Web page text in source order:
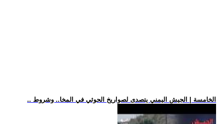
.. الخامسة | الجيش اليمني يتصدى لصواريخ الحوثي في المخا.. وشروط